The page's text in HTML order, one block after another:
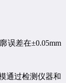
误差在±0.05mm
通过检测仪器和